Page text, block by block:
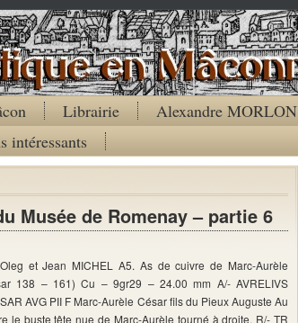
Librairie
Alexandre MORLON
intéressants
Musée de Romenay – partie 6
et Jean MICHEL A5. As de cuivre de Marc-Aurèle
138 – 161) Cu – 9gr29 – 24.00 mm A/- AVRELIVS
AVG PII F Marc-Aurèle César fils du Pieux Auguste Au
le buste tête nue de Marc-Aurèle tourné à droite. R/- TR